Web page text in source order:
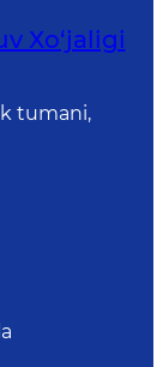
Хo‘jaligi
tumani,